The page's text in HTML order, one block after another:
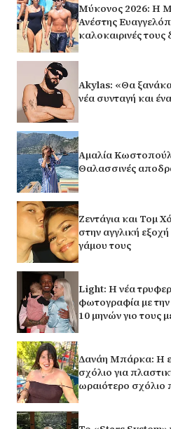
Μύκονος 2026: Η
Ανέστης
καλοκαιρινές τους
Akylas: «Θα
νέα συνταγή και
Αμαλία
Θαλασσινές
Ζεντάγια και Τομ
στην αγγλική
γάμου τους
Light: Η νέα
φωτογραφία με
10 μηνών γιο τους
Δανάη Μπάρκα: Η
σχόλιο για
ωραιότερο σχόλιο